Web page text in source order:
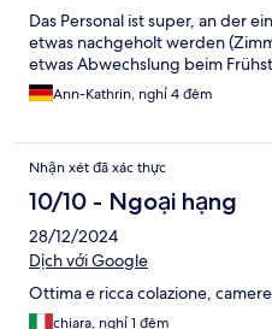
Das Personal ist super, an der
etwas nachgeholt werden
etwas Abwechslung beim
Ann-Kathrin, nghỉ 4 đêm
Nhận xét đã xác thực
10/10 - Ngoại hạng
28/12/2024
Dịch với Google
Ottima e ricca colazione,
chiara, nghỉ 1 đêm